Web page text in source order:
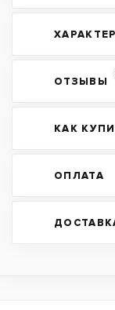
ОТЗЫВЫ
КАК
ОПЛАТА